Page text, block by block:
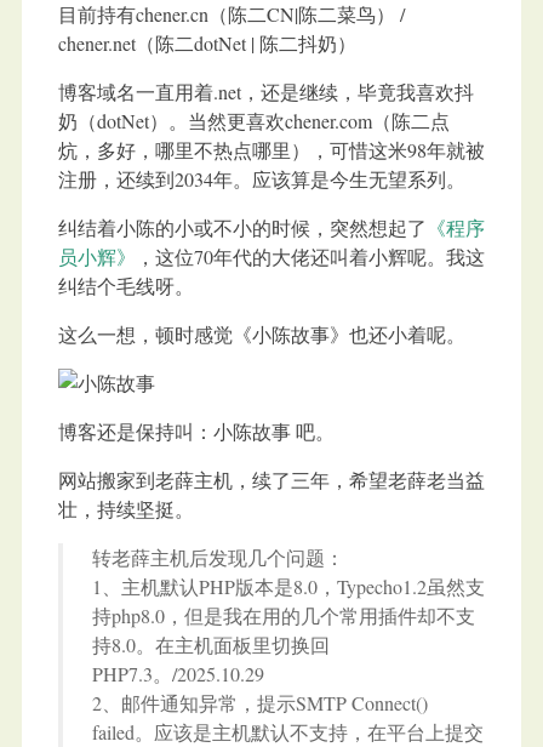
目前持有chener.cn（陈二CN|陈二菜鸟） /
chener.net（陈二dotNet | 陈二抖奶）
博客域名一直用着.net，还是继续，毕竟我喜欢抖
奶（dotNet）。当然更喜欢chener.com（陈二点
炕，多好，哪里不热点哪里），可惜这米98年就被
注册，还续到2034年。应该算是今生无望系列。
纠结着小陈的小或不小的时候，突然想起了 《程序
员小辉》
，这位70年代的大佬还叫着小辉呢。我这
纠结个毛线呀。
这么一想，顿时感觉《小陈故事》也还小着呢。
博客还是保持叫：小陈故事 吧。
网站搬家到老薛主机，续了三年，希望老薛老当益
壮，持续坚挺。
转老薛主机后发现几个问题：
1、主机默认PHP版本是8.0，Typecho1.2虽然支
持php8.0，但是我在用的几个常用插件却不支
持8.0。在主机面板里切换回
PHP7.3。/2025.10.29
2、邮件通知异常，提示SMTP Connect()
failed。应该是主机默认不支持，在平台上提交